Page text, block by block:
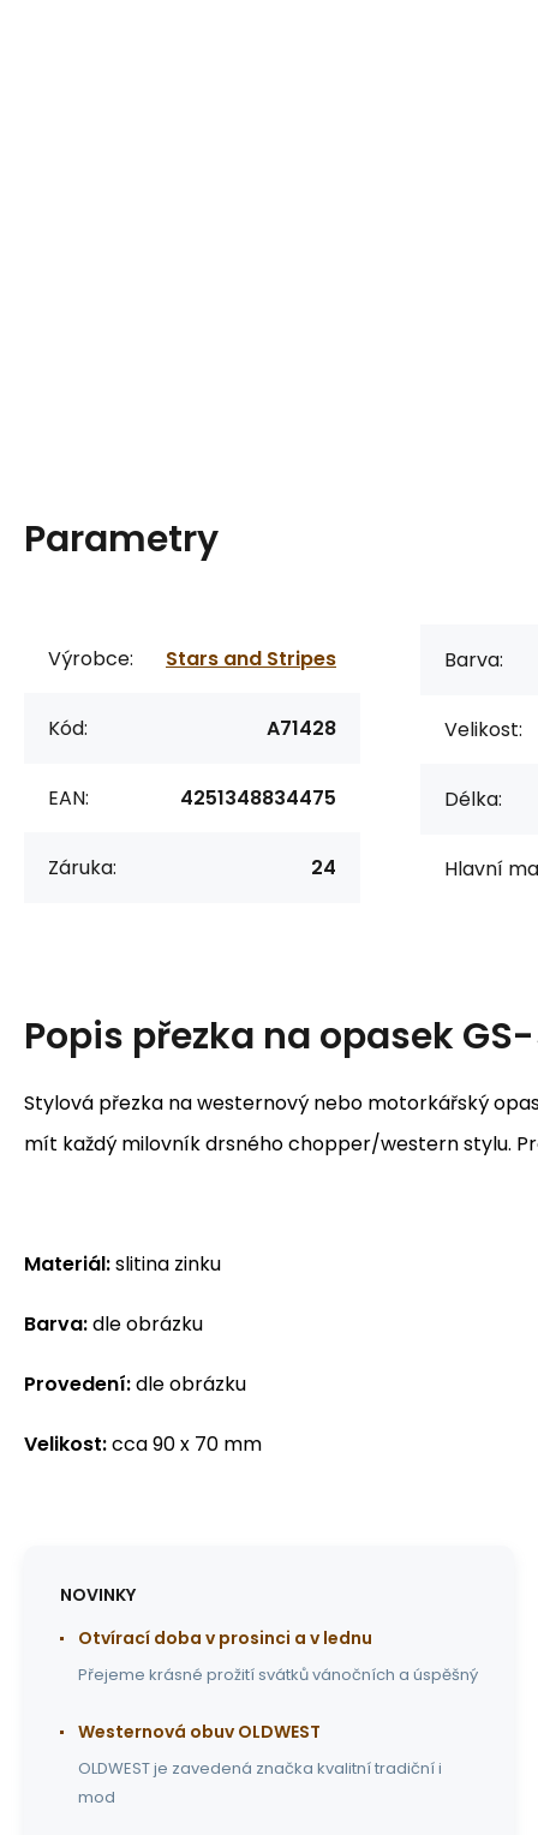
Parametry
Výrobce: Stars and Stripes
Kód: A71428
EAN: 4251348834475
Záruka: 24
Barva:
Velikost:
Délka:
Hlavní
Popis přezka na opasek
Stylová přezka na westernový nebo motorkářský
mít každý milovník drsného chopper/western stylu.
Materiál:slitina zinku
Barva:dle obrázku
Provedení:dle obrázku
Velikost:cca 90 x 70 mm
NOVINKY
Otvírací doba v prosinci a v lednu
Přejeme krásné prožití svátků vánočních a úspěšný
Westernová obuv OLDWEST
OLDWEST je zavedená značka kvalitní tradiční i
mod